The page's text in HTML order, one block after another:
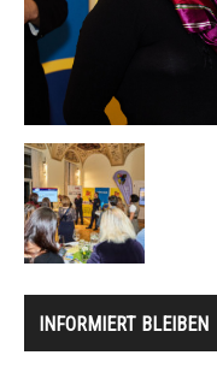
INFORMIERT BLEIBEN